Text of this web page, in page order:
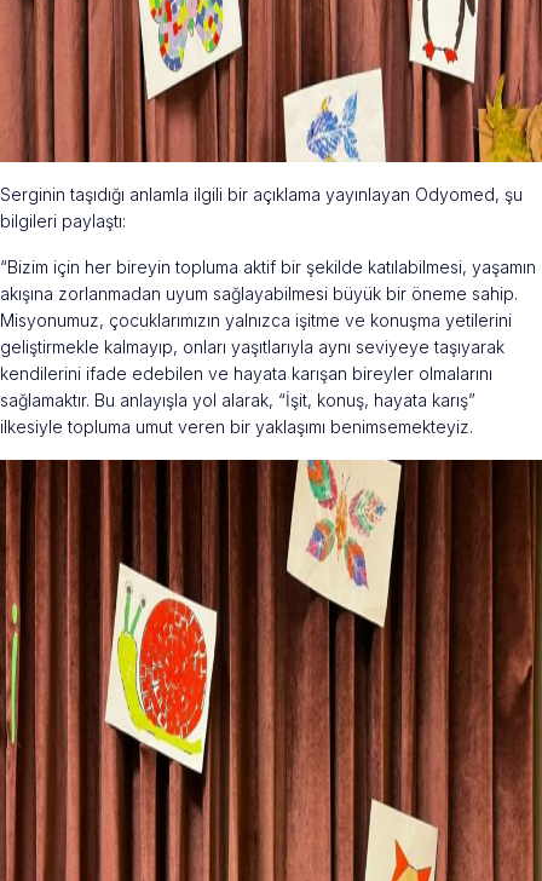
Serginin taşıdığı anlamla ilgili bir açıklama yayınlayan Odyomed, şu
bilgileri paylaştı:
“Bizim için her bireyin topluma aktif bir şekilde katılabilmesi, yaşamın
akışına zorlanmadan uyum sağlayabilmesi büyük bir öneme sahip.
Misyonumuz, çocuklarımızın yalnızca işitme ve konuşma yetilerini
geliştirmekle kalmayıp, onları yaşıtlarıyla aynı seviyeye taşıyarak
kendilerini ifade edebilen ve hayata karışan bireyler olmalarını
sağlamaktır. Bu anlayışla yol alarak, “İşit, konuş, hayata karış”
ilkesiyle topluma umut veren bir yaklaşımı benimsemekteyiz.